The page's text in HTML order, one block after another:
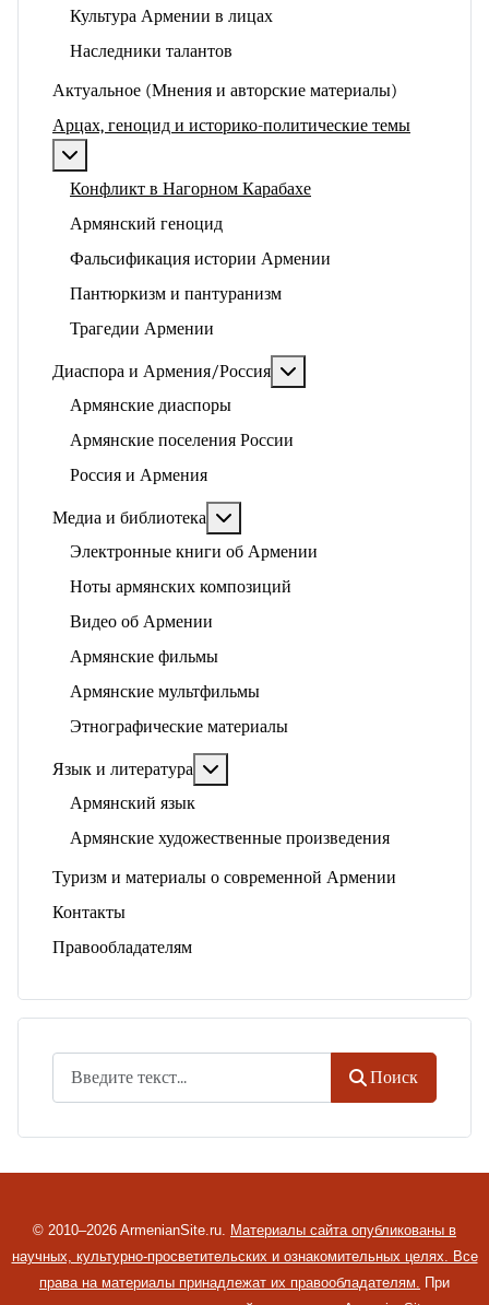
Культура Армении в лицах
Наследники талантов
Актуальное (Мнения и авторские материалы)
Арцах, геноцид и историко-политические темы
Конфликт в Нагорном Карабахе
Армянский геноцид
Фальсификация истории Армении
Пантюркизм и пантуранизм
Трагедии Армении
Диаспора и Армения/Россия
Армянские диаспоры
Армянские поселения России
Россия и Армения
Медиа и библиотека
Электронные книги об Армении
Ноты армянских композиций
Видео об Армении
Армянские фильмы
Армянские мультфильмы
Этнографические материалы
Язык и литература
Армянский язык
Армянские художественные произведения
Туризм и материалы о современной Армении
Контакты
Правообладателям
Поиск
© 2010–2026 ArmenianSite.ru. Материалы сайта опубликованы в
научных, культурно-просветительских и ознакомительных целях. Все
права на материалы принадлежат их правообладателям. При